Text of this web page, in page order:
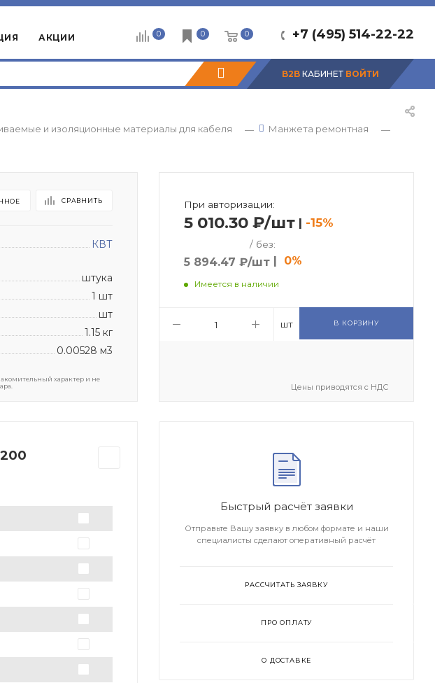
АКЦИИ +7 (495) 514-22-22
0 0 0
B2B КАБИНЕТ ВОЙТИ
и изоляционные материалы для кабеля — Манжета ремонтная
—
СРАВНИТЬ
КВТ
штука
1 шт
шт
1.15 кг
0.00528 м3
характер и не
При авторизации:
5 010.30 ₽/шт | -15%
/ без:
5 894.47 ₽/шт | 0%
Имеется в наличии
шт В КОРЗИНУ
Цены приводятся с НДС
Быстрый расчёт заявки
Отправьте Вашу заявку в любом формате и наши
специалисты сделают оперативный расчёт
РАССЧИТАТЬ ЗАЯВКУ
ПРО ОПЛАТУ
О ДОСТАВКЕ